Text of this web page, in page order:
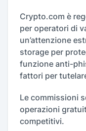
Crypto.com è
per operatori di
un’attenzione
storage per
funzione anti-
fattori per
Le commissioni
operazioni
competitivi.